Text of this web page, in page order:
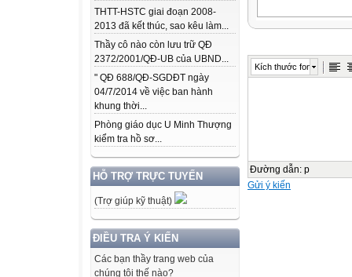
THTT-HSTC giai đoạn 2008-
2013 đã kết thúc, sao kêu làm...
Thầy cô nào còn lưu trữ QĐ
2372/2001/QĐ-UB của UBND...
" QĐ 688/QĐ-SGDĐT ngày
04/7/2014 về việc ban hành
khung thời...
Phòng giáo dục U Minh Thượng
kiểm tra hồ sơ...
HỖ TRỢ TRỰC TUYẾN
(Trợ giúp kỹ thuật)
ĐIỀU TRA Ý KIẾN
Các bạn thầy trang web của
chúng tôi thế nào?
Kích thước font
Đường dẫn: p
Gửi ý kiến